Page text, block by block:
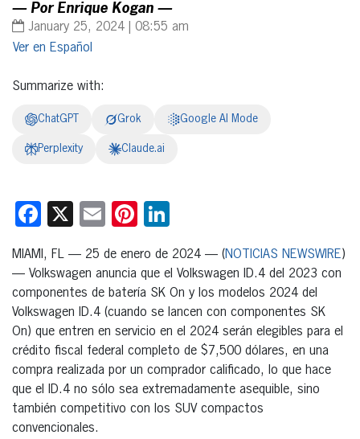
— Por Enrique Kogan —
January 25, 2024 | 08:55 am
Español
Summarize with:
ChatGPT Grok Google AI Mode
Perplexity Claude.ai
Facebook
X EmailPinterest
MIAMI, FL — 25 de enero de 2024 — (NOTICIAS NEWSWIRE)
— Volkswagen anuncia que el Volkswagen ID.4 del 2023 con
componentes de batería SK On y los modelos 2024 del
Volkswagen ID.4 (cuando se lancen con componentes SK
On) que entren en servicio en el 2024 serán elegibles para el
crédito fiscal federal completo de $7,500 dólares, en una
compra realizada por un comprador calificado, lo que hace
que el ID.4 no sólo sea extremadamente asequible, sino
también competitivo con los SUV compactos
convencionales.